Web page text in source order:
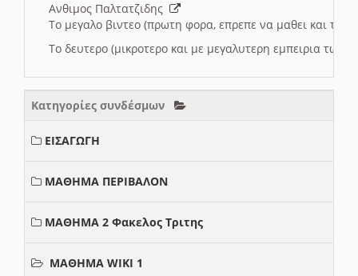
Ανθιμος Παλτατζιδης
Το μεγαλο βιντεο (πρωτη φορα, επρεπε να μαθει και το
Το δευτερο (μικροτερο και με μεγαλυτερη εμπειρια
Κατηγορίες συνδέσμων
ΕΙΣΑΓΩΓΗ
ΜΑΘΗΜΑ ΠΕΡΙΒΑΛΟΝ
ΜΑΘΗΜΑ 2 Φακελος Τριτης
ΜΑΘΗΜΑ WIKI 1